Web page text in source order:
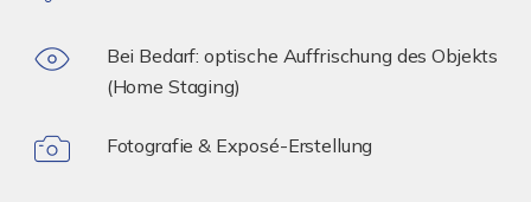
Bei Bedarf: optische Auffrischung des Objekts
(Home Staging)
Fotografie & Exposé-Erstellung